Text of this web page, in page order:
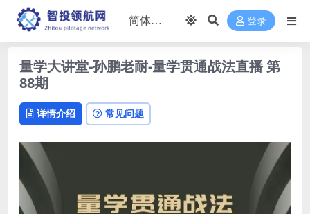
登录
量学大讲堂-孙鹏老耐-量学贯通战法直播 第
88期
详情介绍 常见问题